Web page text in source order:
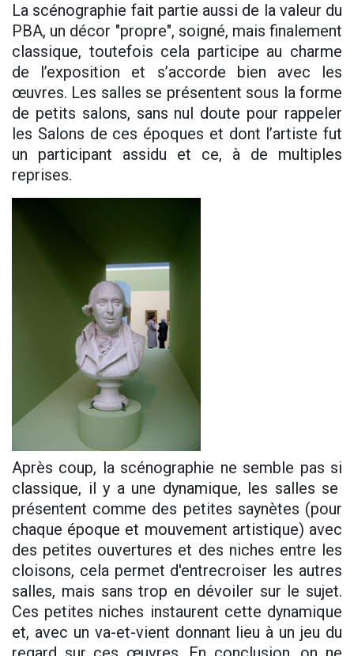
La scénographie fait partie aussi de la valeur du
PBA, un décor "propre", soigné, mais finalement
classique, toutefois cela participe au charme
de l’exposition et s’accorde bien avec les
œuvres. Les salles se présentent sous la forme
de petits salons, sans nul doute pour rappeler
les Salons de ces époques et dont l’artiste fut
un participant assidu et ce, à de multiples
reprises.
Après coup, la scénographie ne semble pas si
classique, il y a une dynamique, les salles se
présentent comme des petites saynètes (pour
chaque époque et mouvement artistique) avec
des petites ouvertures et des niches entre les
cloisons, cela permet d'entrecroiser les autres
salles, mais sans trop en dévoiler sur le sujet.
Ces petites niches instaurent cette dynamique
et, avec un va-et-vient donnant lieu à un jeu du